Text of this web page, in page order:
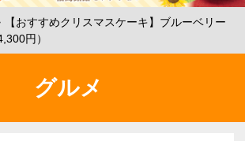
【おすすめクリスマスケーキ】ブルーベリー
円）
グルメ